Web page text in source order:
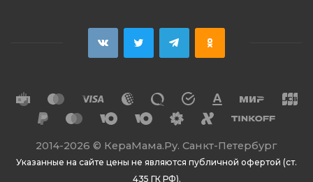
2014-2026 © КераМама.Ру. Санкт-Петербург
Указанные на сайте цены не являются публичной офертой (ст.
435 ГК РФ).